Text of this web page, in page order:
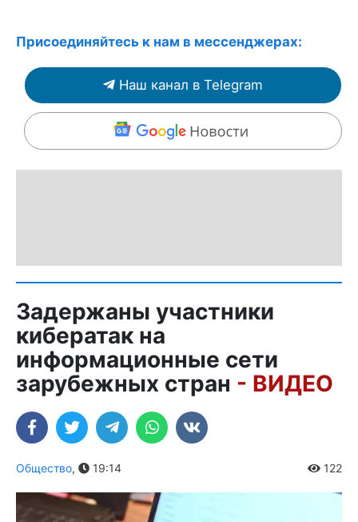
Присоединяйтесь к нам в мессенджерах:
Наш канал в Telegram
Задержаны участники
кибератак на
информационные сети
зарубежных стран - ВИДЕО
Общество, 19:14 122